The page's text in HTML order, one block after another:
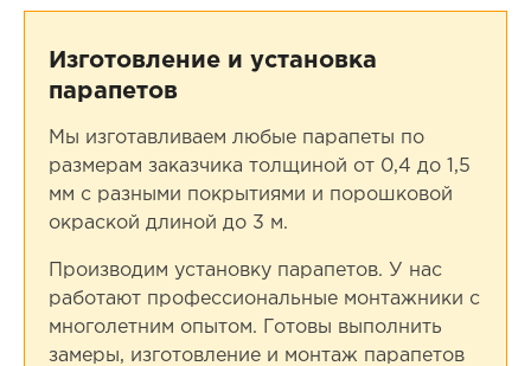
Изготовление и установка
парапетов
Мы изготавливаем любые парапеты по
размерам заказчика толщиной от 0,4 до 1,5
мм с разными покрытиями и порошковой
окраской длиной до 3 м.
Производим установку парапетов. У нас
работают профессиональные монтажники с
многолетним опытом. Готовы выполнить
замеры, изготовление и монтаж парапетов